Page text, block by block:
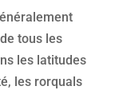
tous les
les latitudes
les rorquals